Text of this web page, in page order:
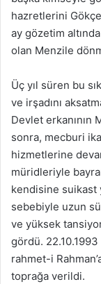
hazretlerini
ay gözetim
olan Menzile
Üç yıl süren bu
ve irşadını
Devlet erkanının
sonra, mecburi
hizmetlerine
müridleriyle
kendisine suikast
sebebiyle uzun
ve yüksek
gördü.
rahmet-i
toprağa verildi.